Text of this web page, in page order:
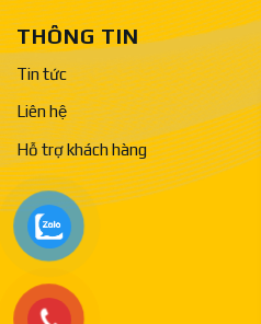
THÔNG TIN
Tin tức
Liên hệ
Hỗ trợ khách hàng